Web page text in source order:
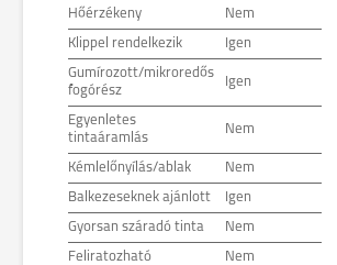
Hőérzékeny Nem
Klippel rendelkezik Igen
Gumírozott/mikroredős
fogórész
Igen
Egyenletes
tintaáramlás
Nem
Kémlelőnyílás/ablak Nem
Balkezeseknek ajánlott Igen
Gyorsan száradó tinta Nem
Feliratozható Nem